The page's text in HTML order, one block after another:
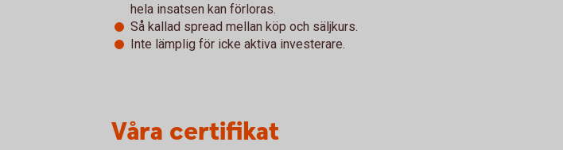
hela insatsen kan förloras.
Så kallad spread mellan köp och säljkurs.
Inte lämplig för icke aktiva investerare.
Våra certifikat